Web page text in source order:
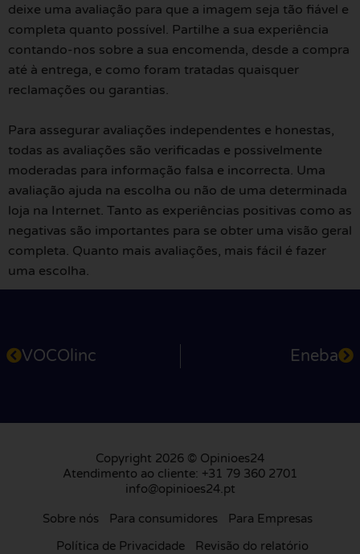
deixe uma avaliação para que a imagem seja tão fiável e
completa quanto possível. Partilhe a sua experiência
contando-nos sobre a sua encomenda, desde a compra
até à entrega, e como foram tratadas quaisquer
reclamações ou garantias.
Para assegurar avaliações independentes e honestas,
todas as avaliações são verificadas e possivelmente
moderadas para informação falsa e incorrecta. Uma
avaliação ajuda na escolha ou não de uma determinada
loja na Internet. Tanto as experiências positivas como as
negativas são importantes para se obter uma visão geral
completa. Quanto mais avaliações, mais fácil é fazer
uma escolha.
VOCOlinc Eneba
Copyright 2026 © Opinioes24
Atendimento ao cliente: +31 79 360 2701
info@opinioes24.pt
Sobre nós Para consumidores
Para Empresas
Política de Privacidade
Revisão do relatório